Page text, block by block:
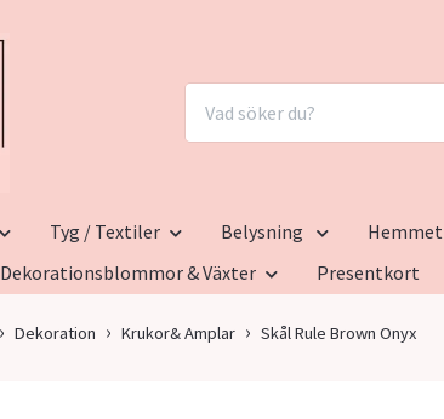
Tyg / Textiler Belysning Hemmet
Dekorationsblommor & Växter Presentkort
Dekoration Krukor& Amplar Skål Rule Brown Onyx